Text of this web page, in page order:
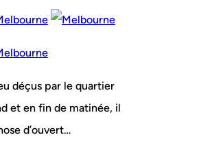
déçus par le quartier
et en fin de matinée, il
d’ouvert…